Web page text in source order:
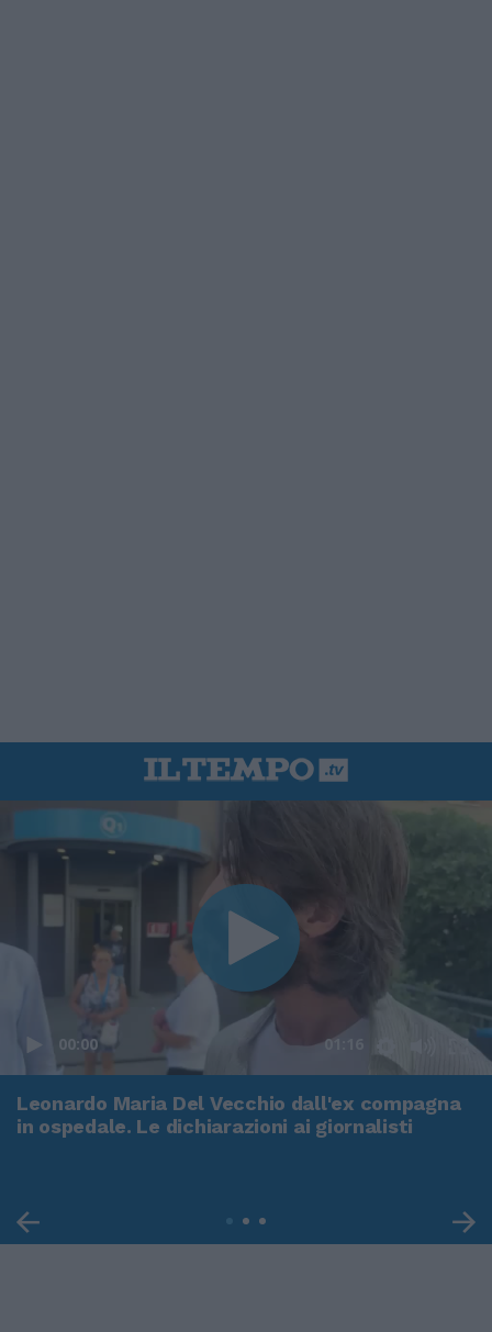
00:00 01:16
Leonardo Maria Del Vecchio dall'ex compagna
in ospedale. Le dichiarazioni ai giornalisti